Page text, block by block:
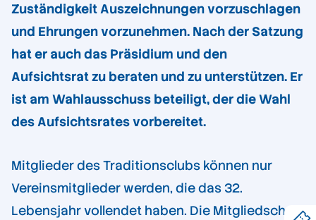
Zuständigkeit Auszeichnungen vorzuschlagen
und Ehrungen vorzunehmen. Nach der Satzung
hat er auch das Präsidium und den
Aufsichtsrat zu beraten und zu unterstützen. Er
ist am Wahlausschuss beteiligt, der die Wahl
des Aufsichtsrates vorbereitet.
Mitglieder des Traditionsclubs können nur
Vereinsmitglieder werden, die das 32.
Lebensjahr vollendet haben. Die Mitgliedschaft